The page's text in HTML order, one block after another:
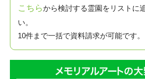
こちらから検討する霊園をリストに
い。
10件まで一括で資料請求が可能です。